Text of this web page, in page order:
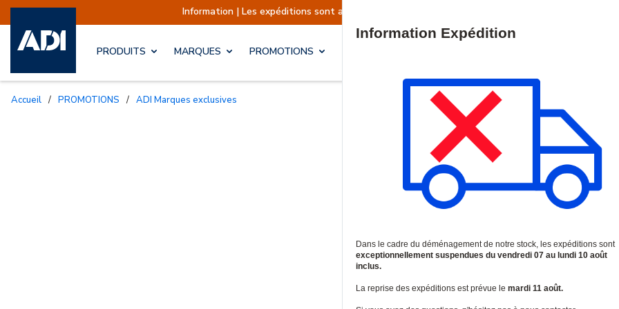
Information | Les expéditions sont actuellement suspendues Reprise prévue
PRODUITS MARQUES PROMOTIONS
Accueil / PROMOTIONS / ADI Marques exclusives